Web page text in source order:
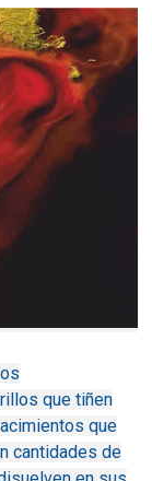
que tiñen
que
cantidades de